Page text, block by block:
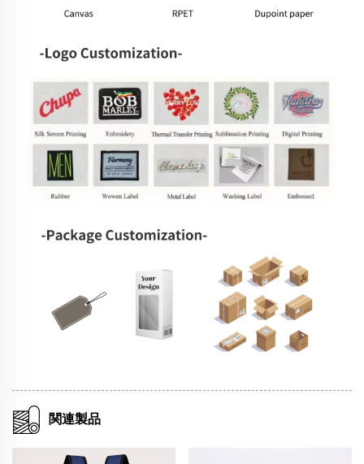
関連製品